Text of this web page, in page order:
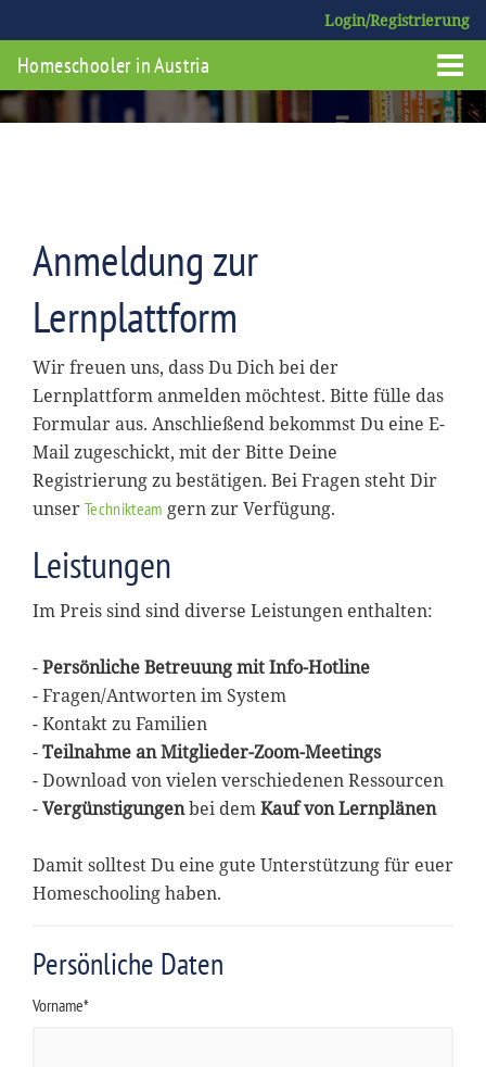
Login/Registrierung
Homeschooler in Austria
Anmeldung zur
Lernplattform
Wir freuen uns, dass Du Dich bei der
Lernplattform anmelden möchtest. Bitte fülle das
Formular aus. Anschließend bekommst Du eine E-
Mail zugeschickt, mit der Bitte Deine
Registrierung zu bestätigen. Bei Fragen steht Dir
unser Technikteam gern zur Verfügung.
Leistungen
Im Preis sind sind diverse Leistungen enthalten:
-Persönliche Betreuung mit Info-Hotline
- Fragen/Antworten im System
- Kontakt zu Familien
-Teilnahme an Mitglieder-Zoom-Meetings
- Download von vielen verschiedenen Ressourcen
-Vergünstigungenbei demKauf von Lernplänen
Damit solltest Du eine gute Unterstützung für euer
Homeschooling haben.
Persönliche Daten
Vorname*